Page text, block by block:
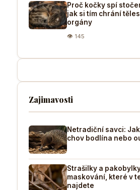
Proč kočky spí
jak si tím chrání
orgány
👁 145
Zajimavosti
Netradiční savci:
chov bodlína nebo
Strašilky a
maskování, které v
najdete